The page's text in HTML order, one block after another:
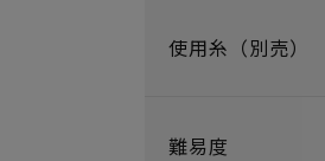
使用糸（別売）
難易度